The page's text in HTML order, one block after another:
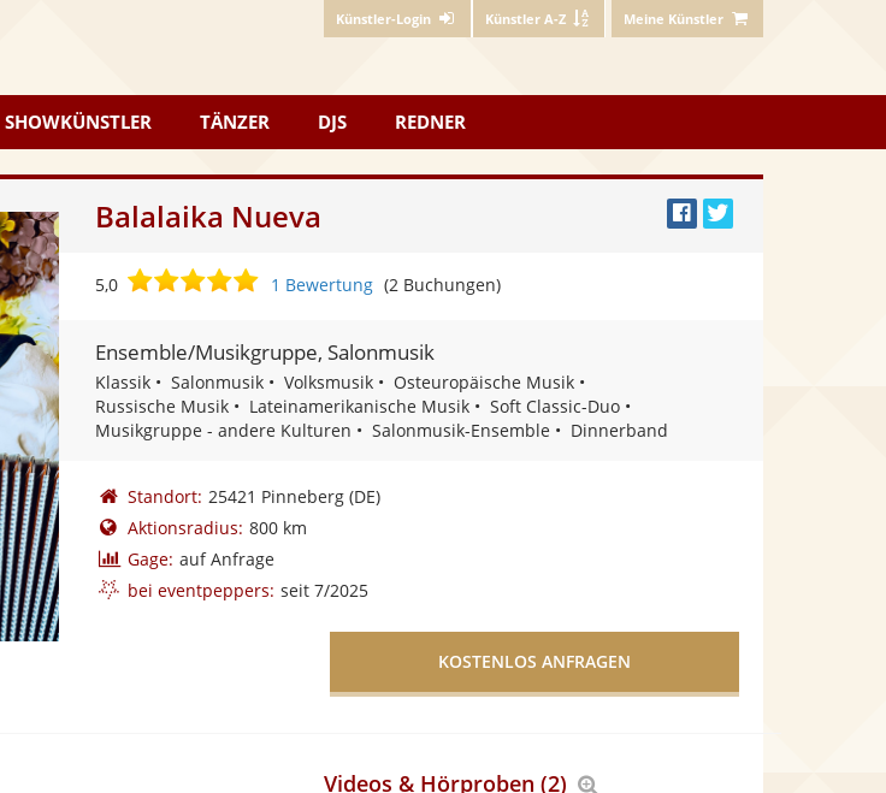
Künstler-Login Künstler A-Z Meine Künstler
SHOWKÜNSTLER TÄNZER DJS REDNER
Balalaika Nueva
5,0
5,0
Sternen
1 Bewertung (2 Buchungen)
Ensemble/Musikgruppe, Salonmusik
Klassik Salonmusik Volksmusik
Osteuropäische Musik
Russische Musik
Lateinamerikanische Musik
Soft Classic-Duo
Musikgruppe - andere Kulturen
Salonmusik-Ensemble Dinnerband
Standort: 25421 Pinneberg (DE)
Aktionsradius: 800 km
Gage: auf Anfrage
bei eventpeppers: seit 7/2025
Videos & Hörproben (2)